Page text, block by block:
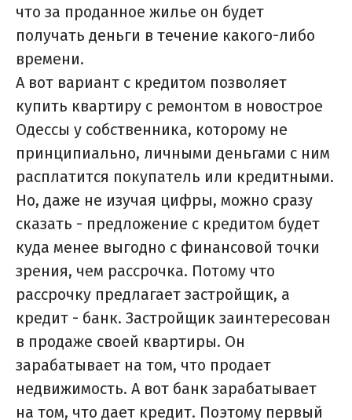
что за проданное жилье он будет
получать деньги в течение какого-либо
времени.
А вот вариант с кредитом позволяет
купить квартиру с ремонтом в новострое
Одессы у собственника, которому не
принципиально, личными деньгами с ним
расплатится покупатель или кредитными.
Но, даже не изучая цифры, можно сразу
сказать - предложение с кредитом будет
куда менее выгодно с финансовой точки
зрения, чем рассрочка. Потому что
рассрочку предлагает застройщик, а
кредит - банк. Застройщик заинтересован
в продаже своей квартиры. Он
зарабатывает на том, что продает
недвижимость. А вот банк зарабатывает
на том, что дает кредит. Поэтому первый